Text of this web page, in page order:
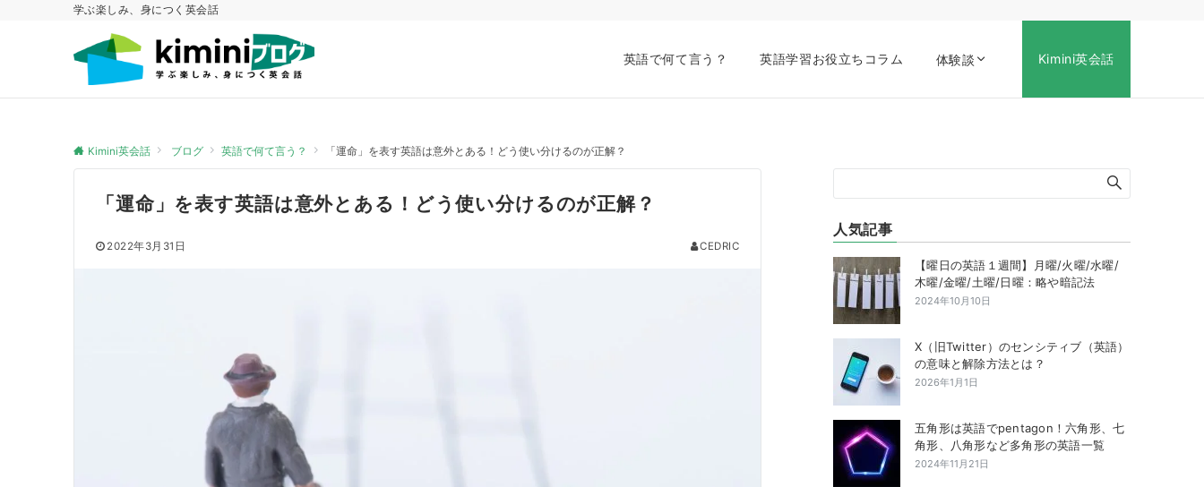
学ぶ楽しみ、身につく英会話
英語で何て言う？ 英語学習お役立ちコラム 体験談 Kimini英会話
Kimini英会話 ブログ 英語で何て言う？ 「運命」を表す英語は意外とある！どう使い分けるのが正解？
「運命」を表す英語は意外とある！どう使い分けるのが正解？
2022年3月31日 CEDRIC
人気記事
【曜日の英語１週間】月曜/火曜/水曜/
木曜/金曜/土曜/日曜：略や暗記法
2024年10月10日
X（旧Twitter）のセンシティブ（英語）
の意味と解除方法とは？
2026年1月1日
五角形は英語でpentagon！六角形、七
角形、八角形など多角形の英語一覧
2024年11月21日